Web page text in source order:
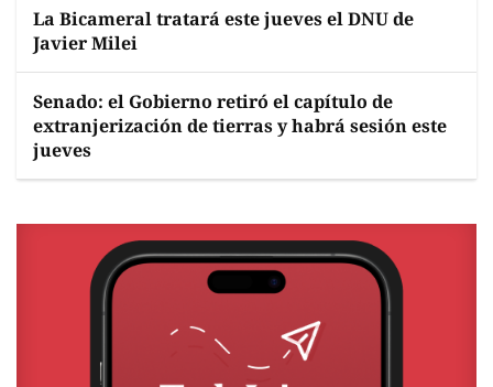
La Bicameral tratará este jueves el DNU de
Javier Milei
Senado: el Gobierno retiró el capítulo de
extranjerización de tierras y habrá sesión este
jueves